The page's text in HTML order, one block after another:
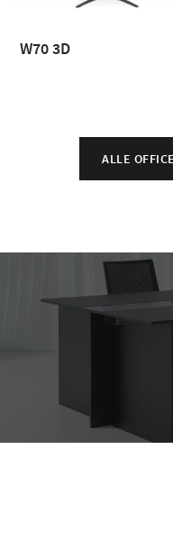
W70 3D
ALLE